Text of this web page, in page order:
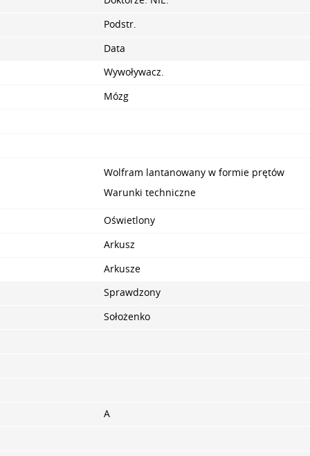
Podstr.
Data
Wywoływacz.
Mózg
Wolfram lantanowany w formie prętów
Warunki techniczne
Oświetlony
Arkusz
Arkusze
Sprawdzony
Sołożenko
A